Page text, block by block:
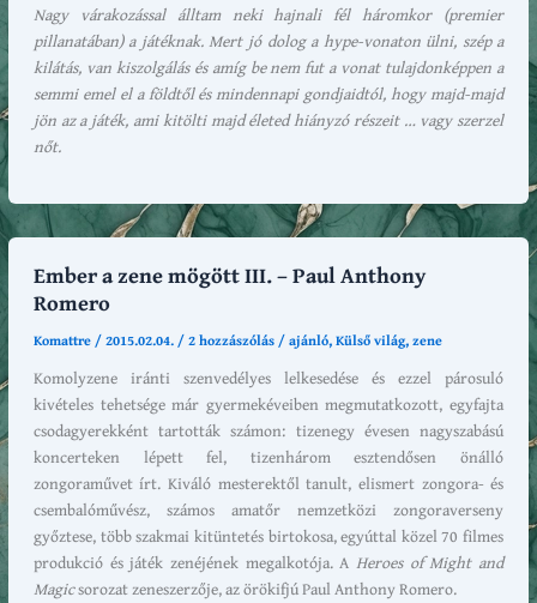
Nagy várakozással álltam neki hajnali fél háromkor (premier
pillanatában) a játéknak. Mert jó dolog a hype-vonaton ülni, szép a
kilátás, van kiszolgálás és amíg be nem fut a vonat tulajdonképpen a
semmi emel el a földtől és mindennapi gondjaidtól, hogy majd-majd
jön az a játék, ami kitölti majd életed hiányzó részeit … vagy szerzel
nőt.
Ember a zene mögött III. – Paul Anthony
Romero
Komattre /2015.02.04. /2 hozzászólás /ajánló,Külső világ,zene
Komolyzene iránti szenvedélyes lelkesedése és ezzel párosuló
kivételes tehetsége már gyermekéveiben megmutatkozott, egyfajta
csodagyerekként tartották számon: tizenegy évesen nagyszabású
koncerteken lépett fel, tizenhárom esztendősen önálló
zongoraművet írt. Kiváló mesterektől tanult, elismert zongora- és
csembalóművész, számos amatőr nemzetközi zongoraverseny
győztese, több szakmai kitüntetés birtokosa, egyúttal közel 70 filmes
produkció és játék zenéjének megalkotója. AHeroes of Might and
Magicsorozat zeneszerzője, az örökifjú Paul Anthony Romero.